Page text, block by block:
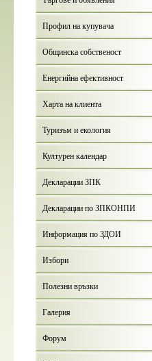
Профил на купувача
Общинска собственост
Енергийна ефективност
Харта на клиента
Туризъм и екология
Културен календар
Декларации ЗПК
Декларации по ЗПКОНПИ
Информация по ЗДОИ
Избори
Полезни връзки
Галерия
Форум